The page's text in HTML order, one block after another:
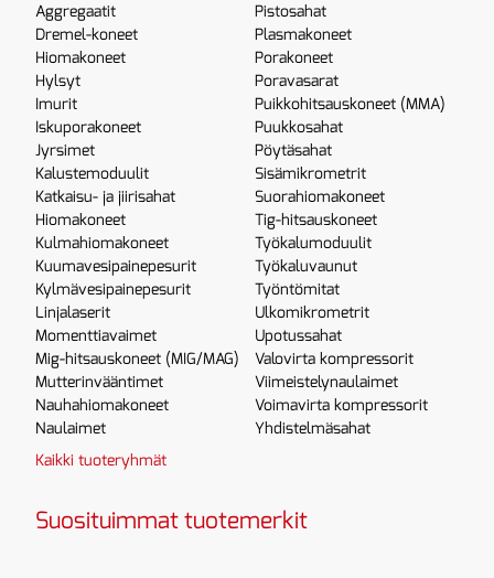
Aggregaatit
Dremel-koneet
Hiomakoneet
Hylsyt
Imurit
Iskuporakoneet
Jyrsimet
Kalustemoduulit
Katkaisu- ja jiirisahat
Hiomakoneet
Kulmahiomakoneet
Kuumavesipainepesurit
Kylmävesipainepesurit
Linjalaserit
Momenttiavaimet
Mig-hitsauskoneet (MIG/MAG)
Mutterinvääntimet
Nauhahiomakoneet
Naulaimet
Pistosahat
Plasmakoneet
Porakoneet
Poravasarat
Puikkohitsauskoneet (MMA)
Puukkosahat
Pöytäsahat
Sisämikrometrit
Suorahiomakoneet
Tig-hitsauskoneet
Työkalumoduulit
Työkaluvaunut
Työntömitat
Ulkomikrometrit
Upotussahat
Valovirta kompressorit
Viimeistelynaulaimet
Voimavirta kompressorit
Yhdistelmäsahat
Kaikki tuoteryhmät
Suosituimmat tuotemerkit